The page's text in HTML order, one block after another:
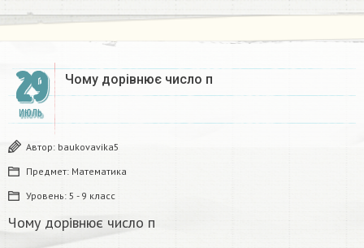
29
ИЮЛЬ
Чому дорівнює число п
Автор: baukovavika5
Предмет: Математика
Уровень: 5 - 9 класс
Чому дорівнює число п